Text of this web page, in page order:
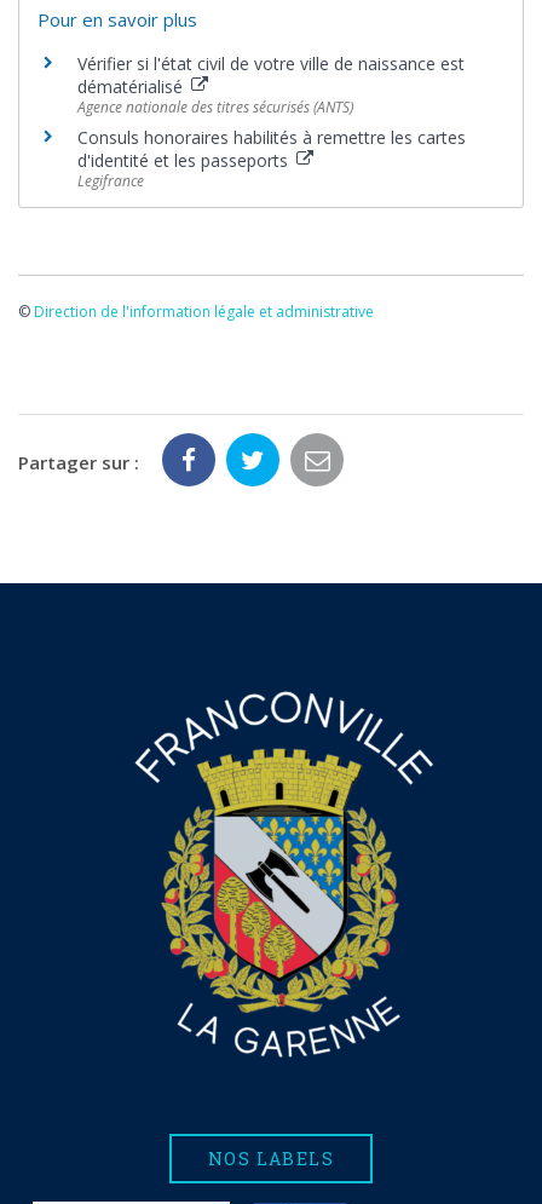
Pour en savoir plus
Vérifier si l'état civil de votre ville de naissance est
dématérialisé
Agence nationale des titres sécurisés (ANTS)
Consuls honoraires habilités à remettre les cartes
d'identité et les passeports
Legifrance
© Direction de l'information légale et administrative
Partager sur :
NOS LABELS